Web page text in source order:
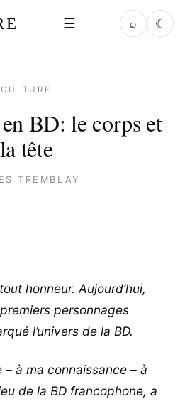
☰ ⌕ ☾
CULTURE
BD: le corps et
la tête
TREMBLAY
honneur. Aujourd’hui,
personnages
l’univers de la BD.
à ma connaissance – à
de la BD francophone, a